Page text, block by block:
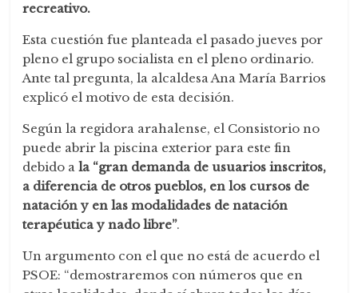
recreativo.
Esta cuestión fue planteada el pasado jueves por
pleno el grupo socialista en el pleno ordinario.
Ante tal pregunta, la alcaldesa Ana María Barrios
explicó el motivo de esta decisión.
Según la regidora arahalense, el Consistorio no
puede abrir la piscina exterior para este fin
debido a la “gran demanda de usuarios inscritos,
a diferencia de otros pueblos, en los cursos de
natación y en las modalidades de natación
terapéutica y nado libre”.
Un argumento con el que no está de acuerdo el
PSOE: “demostraremos con números que en